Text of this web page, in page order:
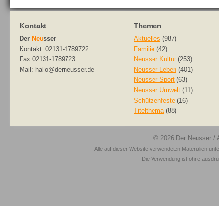
Kontakt
Der Neusser
Kontakt: 02131-1789722
Fax 02131-1789723
Mail: hallo@derneusser.de
Themen
Aktuelles (987)
Familie (42)
Neusser Kultur (253)
Neusser Leben (401)
Neusser Sport (63)
Neusser Umwelt (11)
Schützenfeste (16)
Titelthema(88)
© 2026 Der Neusser /
Alle auf dieser Website verwendeten Materialien
Die Verwendung ist ohne